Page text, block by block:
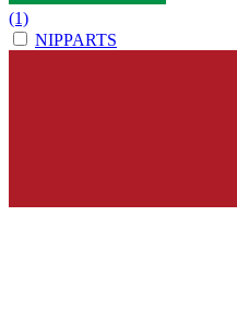
(1)
NIPPARTS